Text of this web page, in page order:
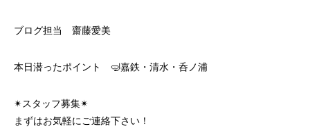
ブログ担当 齋藤愛美
本日潜ったポイント 🤿嘉鉄・清水・呑ノ浦
✴︎スタッフ募集✴︎
まずはお気軽にご連絡下さい！